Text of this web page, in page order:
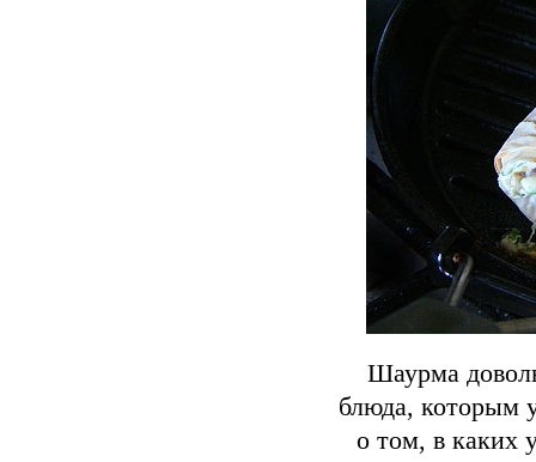
Шаурма
блюда, которым
о том, в каких